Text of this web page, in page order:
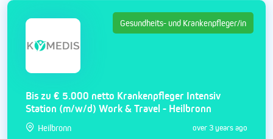
Gesundheits- und Krankenpfleger/in
Bis zu € 5.000 netto Krankenpfleger Intensiv
Station (m/w/d) Work & Travel - Heilbronn
Heilbronn over 3 years ago